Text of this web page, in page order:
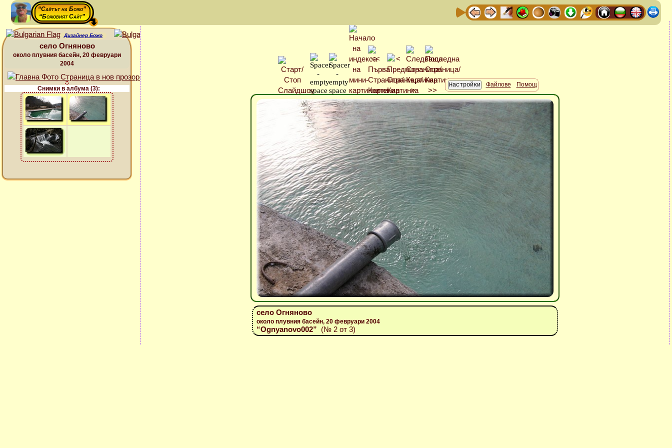
“Сайтът на Божо”
“Божовият Сайт”
Дизайнер Божо
село Огняново
около плувния басейн, 20 февруари
2004
Снимки в албума (3):
Файлове Помощ
село Огняново
около плувния басейн, 20 февруари 2004
“Ognyanovo002” (№ 2 от 3)